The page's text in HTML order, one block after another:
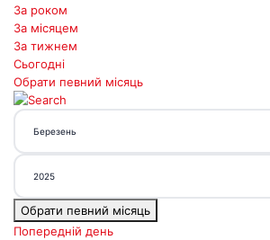
За роком
За місяцем
За тижнем
Сьогодні
Обрати певний місяць
Обрати певний місяць
Попередній день